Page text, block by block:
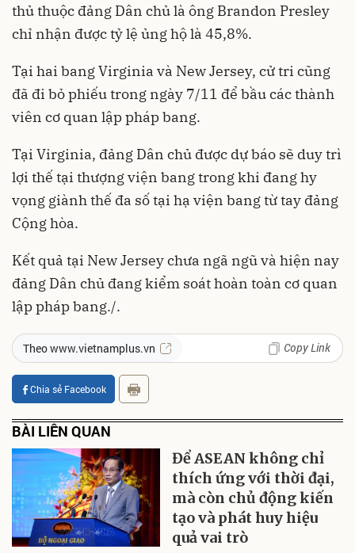
thủ thuộc đảng Dân chủ là ông Brandon Presley
chỉ nhận được tỷ lệ ủng hộ là 45,8%.
Tại hai bang Virginia và New Jersey, cử tri cũng
đã đi bỏ phiếu trong ngày 7/11 để bầu các thành
viên cơ quan lập pháp bang.
Tại Virginia, đảng Dân chủ được dự báo sẽ duy trì
lợi thế tại thượng viện bang trong khi đang hy
vọng giành thế đa số tại hạ viện bang từ tay đảng
Cộng hòa.
Kết quả tại New Jersey chưa ngã ngũ và hiện nay
đảng Dân chủ đang kiểm soát hoàn toàn cơ quan
lập pháp bang./.
Theo www.vietnamplus.vn Copy Link
Chia sẻ Facebook
BÀI LIÊN QUAN
Để ASEAN không chỉ
thích ứng với thời đại,
mà còn chủ động kiến
tạo và phát huy hiệu
quả vai trò